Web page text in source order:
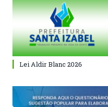
Lei Aldir Blanc 2026